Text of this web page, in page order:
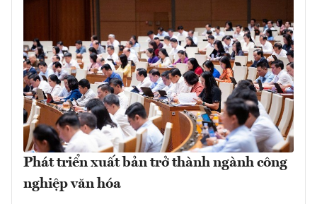
Phát triển xuất bản trở thành ngành công
nghiệp văn hóa